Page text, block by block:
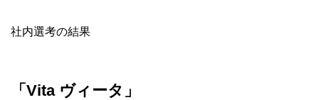
社内選考の結果
「Vita ヴィータ」